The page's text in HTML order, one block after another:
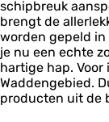
schipbreuk
brengt de
worden gepeld
je nu een echte
hartige hap.
Waddengebied.
producten uit de